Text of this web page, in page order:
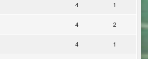
4 1
4 2
4 1